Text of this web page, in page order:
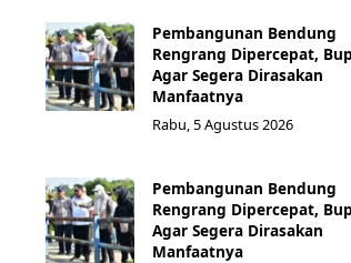
Pembangunan Bendung
Rengrang Dipercepat,
Agar Segera Dirasakan
Manfaatnya
Rabu, 5 Agustus 2026
Pembangunan Bendung
Rengrang Dipercepat,
Agar Segera Dirasakan
Manfaatnya